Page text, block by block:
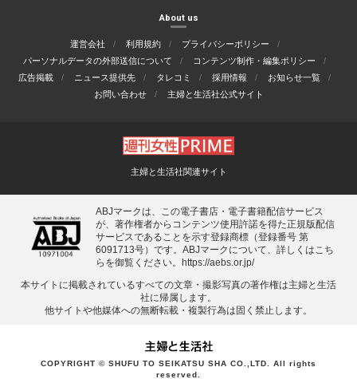
About us
運営会社 利用規約
プライバシーポリシー
パーソナルデータの外部送信について
コンテンツ制作・編集ポリシー
広告掲載
ニュース提供先 タレコミ 採用情報
お知らせ一覧
お問い合わせ
主婦と生活社公式サイト
主婦と生活社関連サイト
ABJマークは、この電子書店・電子書籍配信サービス
が、著作権者からコンテンツ使用許諾を得た正規版配信
サービスであることを示す登録商標（登録番号 第
6091713号）です。ABJマークについて、詳しくはこち
らを御覧ください。 https://aebs.or.jp/
本サイトに掲載されているすべての⽂章・撮影写真の著作権は主婦と⽣活
社に帰属します。
他サイトや他媒体への無断転載・複製⾏為は固く禁⽌します。
COPYRIGHT © SHUFU TO SEIKATSU SHA CO.,LTD. All rights
reserved.